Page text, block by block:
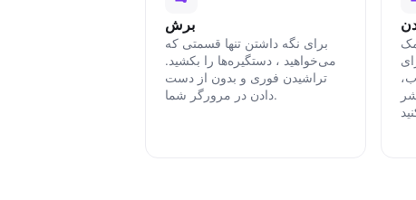
برش
برای نگه داشتن تنها قسمتی که
می‌خواهید ، دستگیره‌ها را بکشید.
تراشیدن فوری و بدون از دست
دادن در مرورگر شما.